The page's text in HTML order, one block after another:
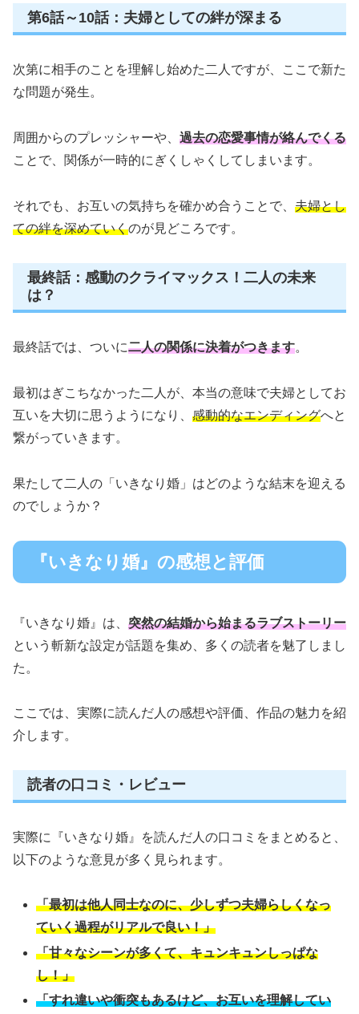
第6話～10話：夫婦としての絆が深まる
次第に相手のことを理解し始めた二人ですが、ここで新た
な問題が発生。
周囲からのプレッシャーや、 過去の恋愛事情が絡んでくる
ことで、関係が一時的にぎくしゃくしてしまいます。
それでも、お互いの気持ちを確かめ合うことで、 夫婦とし
ての絆を深めていくのが見どころです。
最終話：感動のクライマックス！二人の未来
は？
最終話では、ついに二人の関係に決着がつきます。
最初はぎこちなかった二人が、本当の意味で夫婦としてお
互いを大切に思うようになり、 感動的なエンディングへと
繋がっていきます。
果たして二人の「いきなり婚」はどのような結末を迎える
のでしょうか？
『いきなり婚』の感想と評価
『いきなり婚』は、 突然の結婚から始まるラブストーリー
という斬新な設定が話題を集め、多くの読者を魅了しまし
た。
ここでは、実際に読んだ人の感想や評価、作品の魅力を紹
介します。
読者の口コミ・レビュー
実際に『いきなり婚』を読んだ人の口コミをまとめると、
以下のような意見が多く見られます。
「最初は他人同士なのに、少しずつ夫婦らしくなっ
ていく過程がリアルで良い！」
「甘々なシーンが多くて、キュンキュンしっぱな
し！」
「すれ違いや衝突もあるけど、お互いを理解してい